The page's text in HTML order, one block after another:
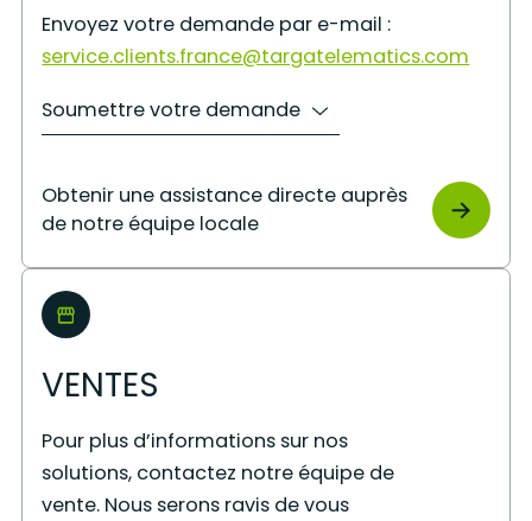
Envoyez votre demande par e-mail :
service.clients.france@targatelematics.com
Soumettre votre demande
Obtenir une assistance directe auprès
de notre équipe locale
VENTES
Pour plus d’informations sur nos
solutions, contactez notre équipe de
vente. Nous serons ravis de vous